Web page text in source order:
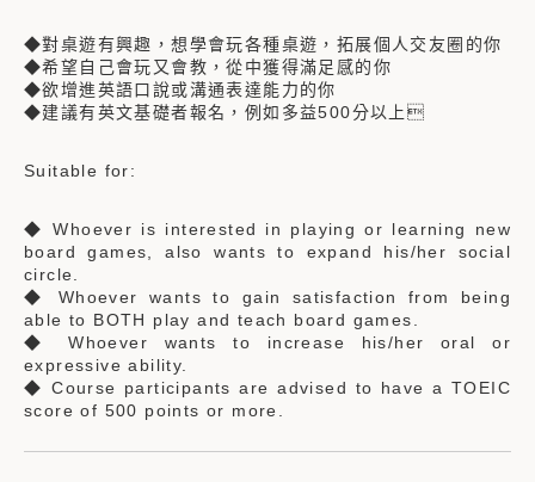
◆對桌遊有興趣，想學會玩各種桌遊，拓展個人交友圈的你
◆希望自己會玩又會教，從中獲得滿足感的你
◆欲增進英語口說或溝通表達能力的你
◆建議有英文基礎者報名，例如多益500分以上
Suitable for:
◆ Whoever is interested in playing or learning new
board games, also wants to expand his/her social
circle.
◆ Whoever wants to gain satisfaction from being
able to BOTH play and teach board games.
◆ Whoever wants to increase his/her oral or
expressive ability.
◆ Course participants are advised to have a TOEIC
score of 500 points or more.